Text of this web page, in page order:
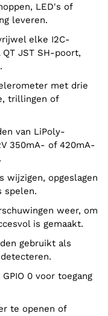
LED's of
leveren.
JST SH-poort,
trillingen of
350mA- of 420mA-
spelen.
is gemaakt.